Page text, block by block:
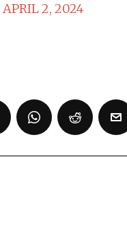
APRIL 2, 2024